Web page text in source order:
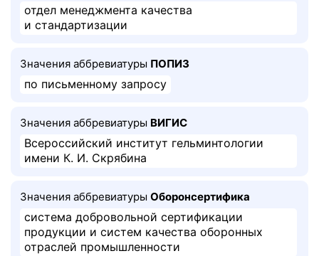
отдел менеджмента качества
и стандартизации
Значения аббревиатуры ПОПИЗ
по письменному запросу
Значения аббревиатуры ВИГИС
Всероссийский институт гельминтологии
имени К. И. Скрябина
Значения аббревиатуры Оборонсертифика
система добровольной сертификации
продукции и систем качества оборонных
отраслей промышленности